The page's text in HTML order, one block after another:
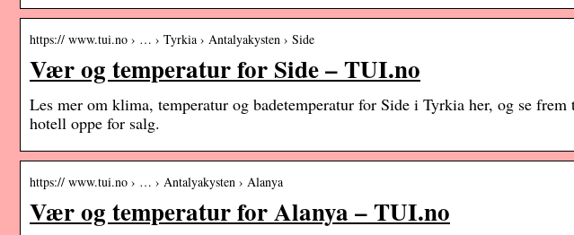
https:// www.tui.no › … › Tyrkia › Antalyakysten › Side
Vær og temperatur for Side – TUI.no
Les mer om klima, temperatur og badetemperatur for Side i Tyrkia her, og se
hotell oppe for salg.
https:// www.tui.no › … › Antalyakysten › Alanya
Vær og temperatur for Alanya – TUI.no